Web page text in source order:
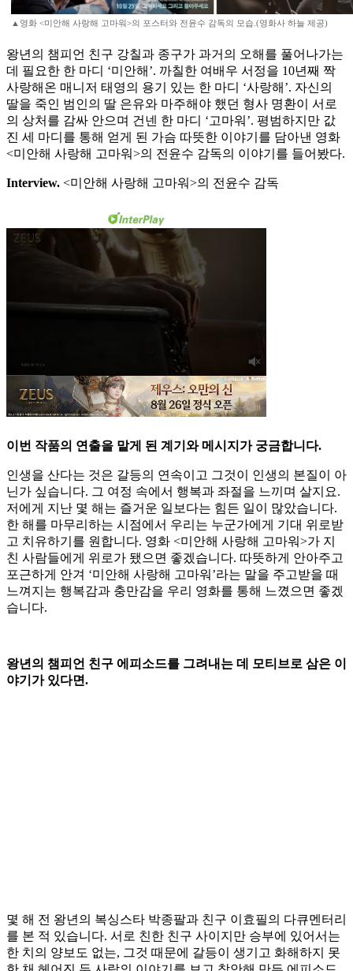
▲영화 <미안해 사랑해 고마워>의 포스터와 전윤수 감독의 모습.(영화사 하늘 제공)
왕년의 챔피언 친구 강칠과 종구가 과거의 오해를 풀어나가는
데 필요한 한 마디 ‘미안해’. 까칠한 여배우 서정을 10년째 짝
사랑해온 매니저 태영의 용기 있는 한 마디 ‘사랑해’. 자신의
딸을 죽인 범인의 딸 은유와 마주해야 했던 형사 명환이 서로
의 상처를 감싸 안으며 건넨 한 마디 ‘고마워’. 평범하지만 값
진 세 마디를 통해 얻게 된 가슴 따뜻한 이야기를 담아낸 영화
<미안해 사랑해 고마워>의 전윤수 감독의 이야기를 들어봤다.
Interview. <미안해 사랑해 고마워>의 전윤수 감독
이번 작품의 연출을 맡게 된 계기와 메시지가 궁금합니다.
인생을 산다는 것은 갈등의 연속이고 그것이 인생의 본질이 아
닌가 싶습니다. 그 여정 속에서 행복과 좌절을 느끼며 살지요.
저에게 지난 몇 해는 즐거운 일보다는 힘든 일이 많았습니다.
한 해를 마무리하는 시점에서 우리는 누군가에게 기대 위로받
고 치유하기를 원합니다. 영화 <미안해 사랑해 고마워>가 지
친 사람들에게 위로가 됐으면 좋겠습니다. 따뜻하게 안아주고
포근하게 안겨 ‘미안해 사랑해 고마워’라는 말을 주고받을 때
느껴지는 행복감과 충만감을 우리 영화를 통해 느꼈으면 좋겠
습니다.
왕년의 챔피언 친구 에피소드를 그려내는 데 모티브로 삼은 이
야기가 있다면.
몇 해 전 왕년의 복싱스타 박종팔과 친구 이효필의 다큐멘터리
를 본 적 있습니다. 서로 친한 친구 사이지만 승부에 있어서는
한 치의 양보도 없는, 그것 때문에 갈등이 생기고 화해하지 못